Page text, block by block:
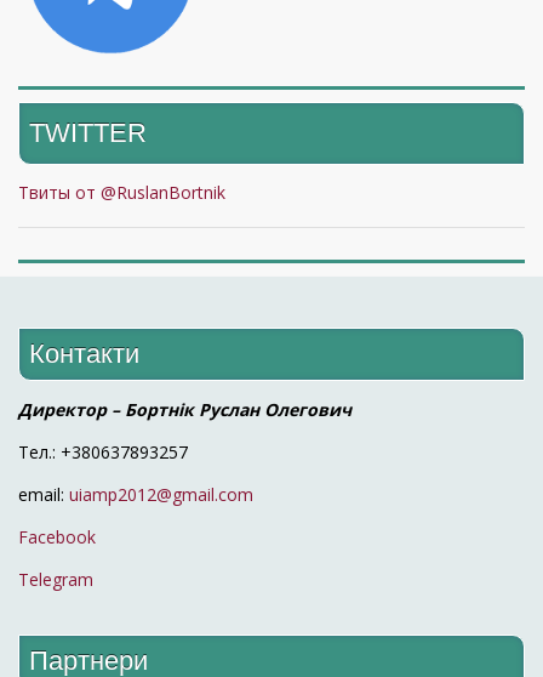
TWITTER
Твиты от @RuslanBortnik
Контакти
Директор – Бортнік Руслан Олегович
Тел.: +380637893257
email: uiamp2012@gmail.com
Facebook
Telegram
Партнери